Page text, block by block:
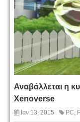
Αναβάλλεται η
Xenoverse
Ιαν 13, 2015 PC,